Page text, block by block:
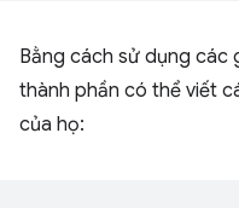
Bằng cách sử dụng các
thành phần có thể viết
của họ: